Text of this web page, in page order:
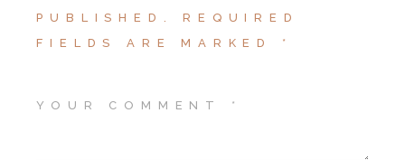
PUBLISHED.
REQUIRED
FIELDS ARE MARKED *